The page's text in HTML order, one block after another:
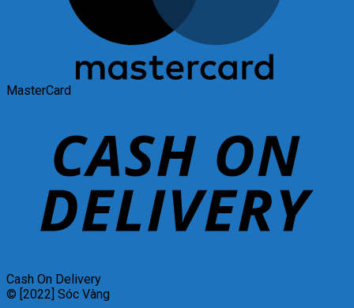
MasterCard
Cash On Delivery
© [2022] Sóc Vàng